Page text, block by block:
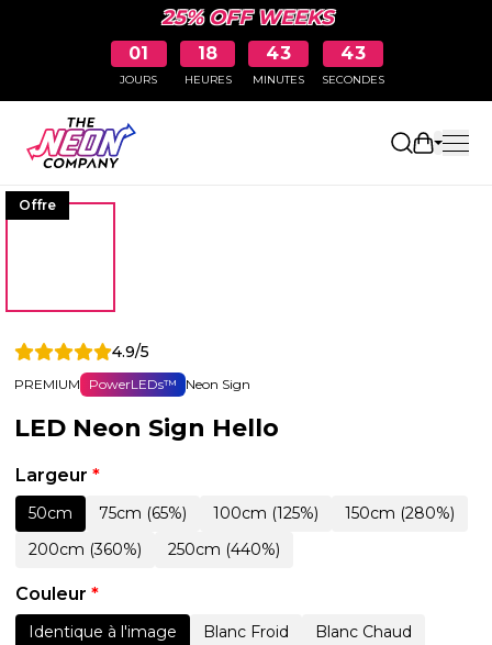
25% OFF WEEKS
01
JOURS
18
HEURES
43
MINUTES
42
SECONDES
Ouvrir
Offre
4.9/5
PREMIUM PowerLEDs™ Neon Sign
LED Neon Sign Hello
Largeur *
50cm 75cm (65%) 100cm (125%)
150cm (280%)
200cm (360%)
250cm (440%)
Couleur *
Identique à l'image Blanc Froid
Blanc Chaud